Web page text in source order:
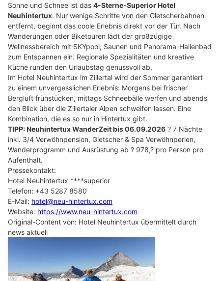
Sonne und Schnee ist das 4-Sterne-Superior Hotel
Neuhintertux. Nur wenige Schritte von den Gletscherbahnen
entfernt, beginnt das coole Erlebnis direkt vor der Tür. Nach
Wanderungen oder Biketouren lädt der großzügige
Wellnessbereich mit SKYpool, Saunen und Panorama-Hallenbad
zum Entspannen ein. Regionale Spezialitäten und kreative
Küche runden den Urlaubstag genussvoll ab.
Im Hotel Neuhintertux im Zillertal wird der Sommer garantiert
zu einem unvergesslichen Erlebnis: Morgens bei frischer
Bergluft frühstücken, mittags Schneebälle werfen und abends
den Blick über die Zillertaler Alpen schweifen lassen. Eine
Kombination, die es so nur in Hintertux gibt.
TIPP: Neuhintertux WanderZeit bis 06.09.2026 ? 7 Nächte
inkl. 3/4 Verwöhnpension, Gletscher & Spa Verwöhnperlen,
Wanderprogramm und Ausrüstung ab ? 978,? pro Person pro
Aufenthalt.
Pressekontakt:
Hotel Neuhintertux ****superior
Telefon: +43 5287 8580
E-Mail: hotel@neu-hintertux.com
Website: https://www.neu-hintertux.com
Original-Content von: Hotel Neuhintertux übermittelt durch
news aktuell